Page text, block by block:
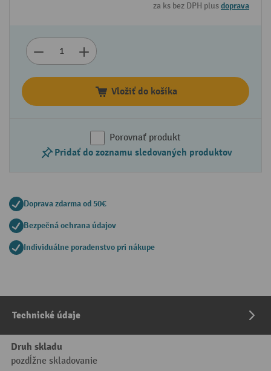
za ks bez DPH plusdoprava
Vložiť do košíka
Porovnať produkt
Pridať do zoznamu sledovaných produktov
Doprava zdarma od 50€
Bezpečná ochrana údajov
Individuálne poradenstvo pri nákupe
Technické údaje
Druh skladu
pozdĺžne skladovanie